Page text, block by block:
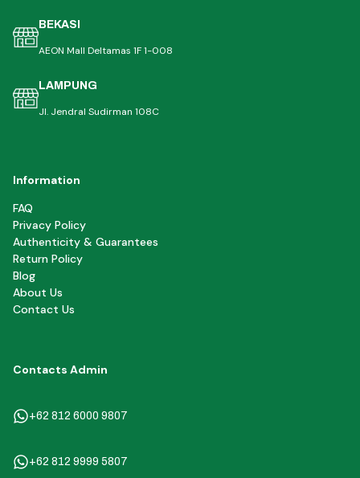
BEKASI
AEON Mall Deltamas 1F 1-008
LAMPUNG
Jl. Jendral Sudirman 108C
Information
FAQ
Privacy Policy
Authenticity & Guarantees
Return Policy
Blog
About Us
Contact Us
Contacts Admin
+62 812 6000 9807
+62 812 9999 5807